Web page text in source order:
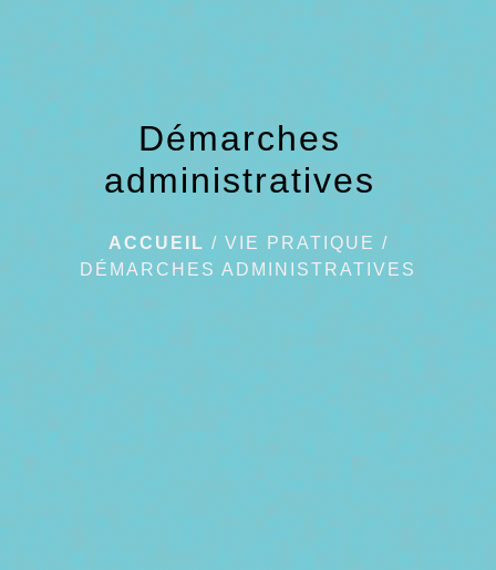
Démarches
administratives
ACCUEIL / VIE PRATIQUE /
DÉMARCHES ADMINISTRATIVES